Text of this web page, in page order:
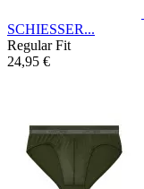
SCHIESSER...
Regular Fit
24,95 €